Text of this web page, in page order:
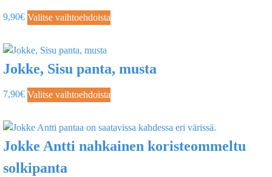
9,90€ Valitse vaihtoehdoista
Jokke, Sisu panta, musta
7,90€ Valitse vaihtoehdoista
Jokke Antti nahkainen koristeommeltu
solkipanta